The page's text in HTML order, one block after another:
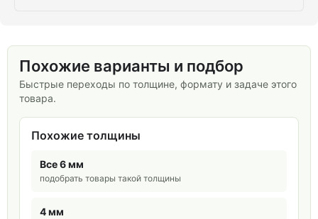
Похожие варианты и подбор
Быстрые переходы по толщине, формату и задаче этого
товара.
Похожие толщины
Все 6 мм
подобрать товары такой толщины
4 мм